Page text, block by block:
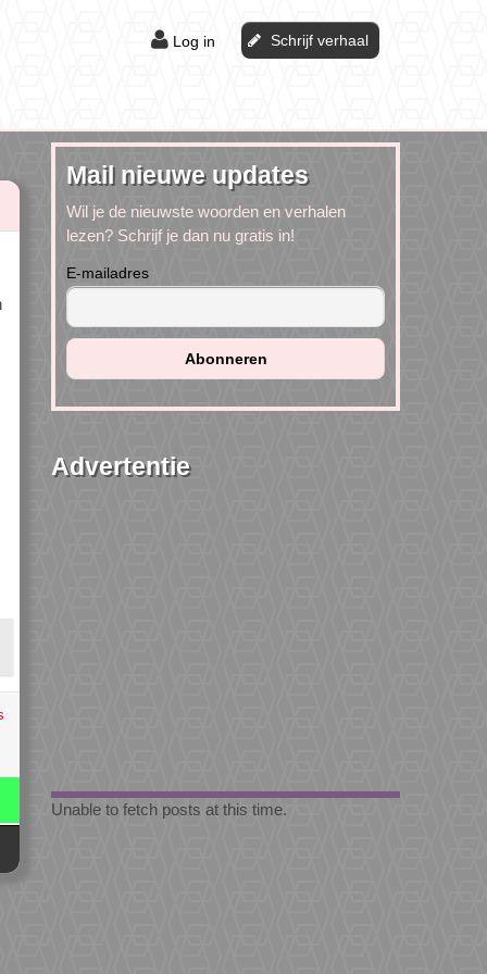
Log in Schrijf verhaal
Mail nieuwe updates
Wil je de nieuwste woorden en verhalen
lezen? Schrijf je dan nu gratis in!
E-mailadres
Advertentie
Unable to fetch posts at this time.